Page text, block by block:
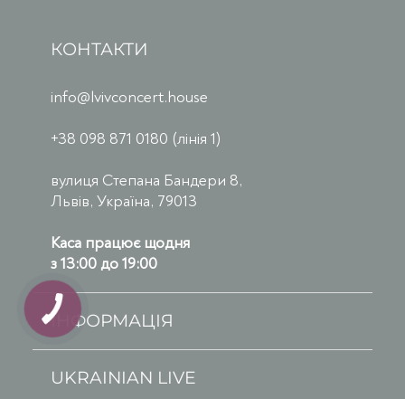
КОНТАКТИ
info@lvivconcert.house
+38 098 871 0180 (лінія 1)
вулиця Степана Бандери 8,
Львів, Україна, 79013
Каса працює щодня
з 13:00 до 19:00
ІНФОРМАЦІЯ
UKRAINIAN LIVE